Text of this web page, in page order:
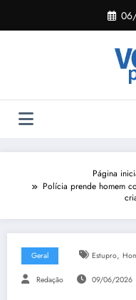
o
Página
Polícia prende homem
Geral Estupro,
Redação 09/06/2026